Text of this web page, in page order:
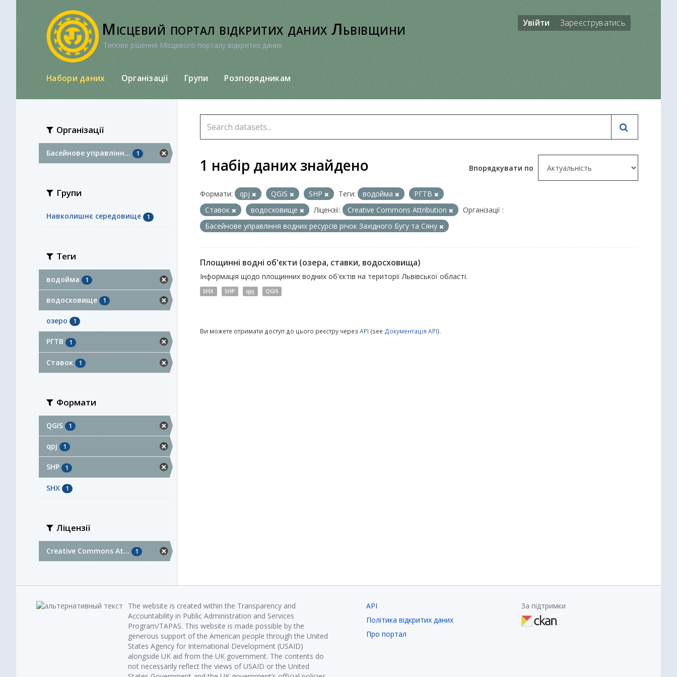
Місцевий портал відкритих даних Львівщини
Типове рішення Місцевого порталу відкритих даних
Увійти Зареєструватись
Набори даних Організації Групи Розпорядникам
Організації
Басейнове управлінн... 1
Групи
Навколишнє середовище 1
Теги
водойма 1
водосховище 1
озеро 1
РГТВ 1
Ставок 1
Формати
QGIS 1
qpj 1
SHP 1
SHX 1
Ліцензії
Creative Commons At... 1
Впорядкувати по
1 набір даних знайдено
Формати: qpj QGIS SHP Теги: водойма
РГТВ
Ставок
водосховище Ліцензії: Creative Commons Attribution
Організації :
Басейнове управління водних ресурсів річок Західного Бугу та Сяну
Площинні водні об'єкти (озера, ставки, водосховища)
Інформація щодо площинних водних об'єктів на території Львівської області.
SHX SHP qpj QGIS
Ви можете отримати доступ до цього реєстру через API (see Документація API).
The website is created within the Transparency and
Accountability in Public Administration and Services
Program/TAPAS. This website is made possible by the
generous support of the American people through the United
States Agency for International Development (USAID)
alongside UK aid from the UK government. The contents do
not necessarily reflect the views of USAID or the United
API
Політика відкритих даних
Про портал
За підтримки